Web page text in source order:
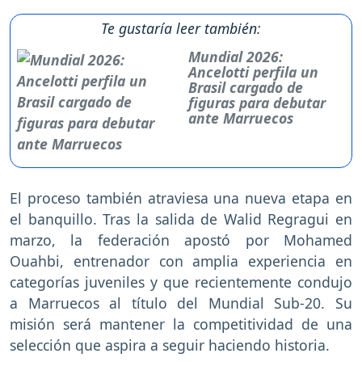
Te gustaría leer también:
Mundial 2026:
Ancelotti perfila un
Brasil cargado de
figuras para debutar
ante Marruecos
El proceso también atraviesa una nueva etapa en
el banquillo. Tras la salida de Walid Regragui en
marzo, la federación apostó por Mohamed
Ouahbi, entrenador con amplia experiencia en
categorías juveniles y que recientemente condujo
a Marruecos al título del Mundial Sub-20. Su
misión será mantener la competitividad de una
selección que aspira a seguir haciendo historia.